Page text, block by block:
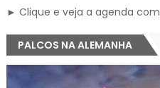
► Clique e veja a agenda
PALCOS NA ALEMANHA